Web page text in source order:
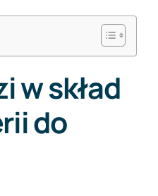
w skład
do